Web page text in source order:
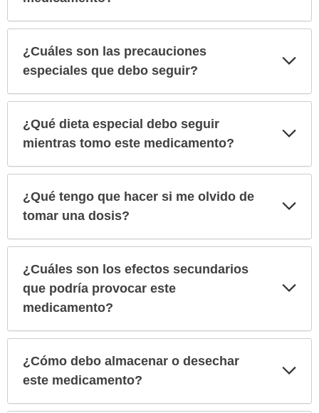
¿Cuáles son las precauciones
especiales que debo seguir?
¿Qué dieta especial debo seguir
mientras tomo este medicamento?
¿Qué tengo que hacer si me olvido de
tomar una dosis?
¿Cuáles son los efectos secundarios
que podría provocar este
medicamento?
¿Cómo debo almacenar o desechar
este medicamento?